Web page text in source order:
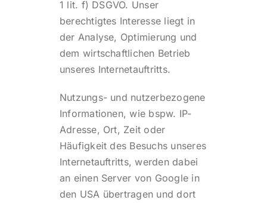
1 lit. f) DSGVO. Unser
berechtigtes Interesse liegt in
der Analyse, Optimierung und
dem wirtschaftlichen Betrieb
unseres Internetauftritts.
Nutzungs- und nutzerbezogene
Informationen, wie bspw. IP-
Adresse, Ort, Zeit oder
Häufigkeit des Besuchs unseres
Internetauftritts, werden dabei
an einen Server von Google in
den USA übertragen und dort